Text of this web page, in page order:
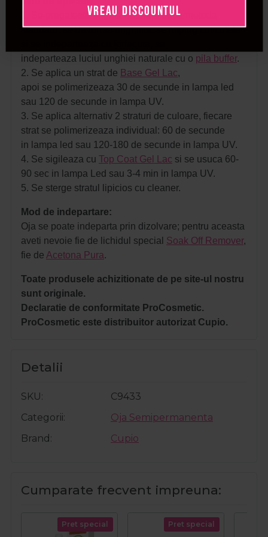
1. Se pregateste unghia naturala dupa metoda
standard: se da forma unghiilor, se imping cuticulele
indeparteaza luciul unghiei naturale cu o pila buffer.
2. Se aplica un strat de Base Gel Lac,
apoi se polimerizeaza 30 de secunde in lampa led
sau 120 de secunde in lampa UV.
3. Se aplica alternativ 2 straturi de culoare, fiecare
strat se polimerizeaza individual: 60 de secunde
in lampa led sau 120-180 de secunde in lampa UV.
4. Se sigileaza cu Top Coat Gel Lac si se usuca 60-
90 sec in lampa Led sau 3-4 min in lampa UV.
5. Se sterge stratul lipicios cu cleaner.
Mod de indepartare:
Oja se poate indeparta prin dizolvare; pentru aceasta
aveti nevoie fie de lichidul special Soak Off Remover,
fie de Acetona Pura.
Toate produsele achizitionate de pe site-ul nostru
sunt originale.
Declaratie de conformitate ProCosmetic.
ProCosmetic este distribuitor autorizat Cupio.
Detalii
SKU
C9433
Categorii
Oja Semipermanenta
Brand
Cupio
Cumparate frecvent impreuna:
Pret special Pret special
VREAU DISCOUNTUL